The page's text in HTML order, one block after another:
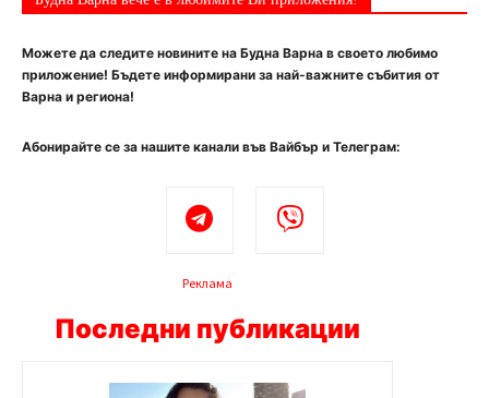
Можете да следите новините на Будна Варна в своето любимо
приложение! Бъдете информирани за най-важните събития от
Варна и региона!
Абонирайте се за нашите канали във Вайбър и Телеграм:
Реклама
Последни публикации